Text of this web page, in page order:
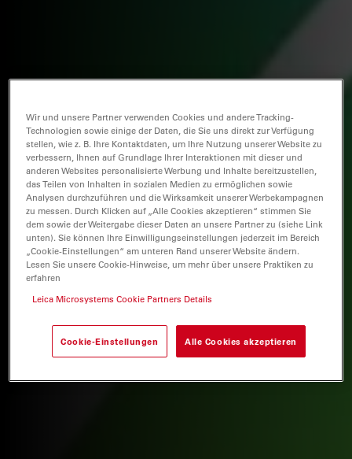
Wir und unsere Partner verwenden Cookies und andere Tracking-
Technologien sowie einige der Daten, die Sie uns direkt zur Verfügung
stellen, wie z. B. Ihre Kontaktdaten, um Ihre Nutzung unserer Website zu
verbessern, Ihnen auf Grundlage Ihrer Interaktionen mit dieser und
anderen Websites personalisierte Werbung und Inhalte bereitzustellen,
das Teilen von Inhalten in sozialen Medien zu ermöglichen sowie
Analysen durchzuführen und die Wirksamkeit unserer Werbekampagnen
zu messen. Durch Klicken auf „Alle Cookies akzeptieren“ stimmen Sie
dem sowie der Weitergabe dieser Daten an unsere Partner zu (siehe Link
unten). Sie können Ihre Einwilligungseinstellungen jederzeit im Bereich
„Cookie-Einstellungen“ am unteren Rand unserer Website ändern.
Lesen Sie unsere Cookie-Hinweise, um mehr über unsere Praktiken zu
erfahren
Leica Microsystems Cookie Partners Details
Cookie-Einstellungen Alle Cookies akzeptieren